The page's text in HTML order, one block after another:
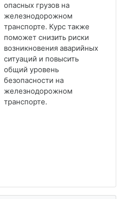
опасных грузов на
железнодорожном
транспорте. Курс также
поможет снизить риски
возникновения аварийных
ситуаций и повысить
общий уровень
безопасности на
железнодорожном
транспорте.